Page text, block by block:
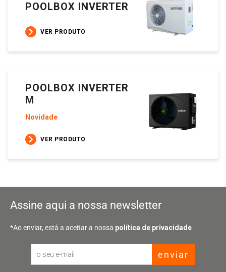
POOLBOX INVERTER
VER PRODUTO
POOLBOX INVERTER
M
Novidade
VER PRODUTO
Assine aqui a nossa newsletter
*Ao enviar, está a aceitar a nossa política de privacidade
enviar